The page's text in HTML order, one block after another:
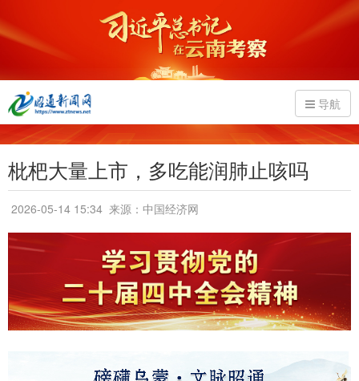
导航
枇杷大量上市，多吃能润肺止咳吗
2026-05-14 15:34 来源：中国经济网